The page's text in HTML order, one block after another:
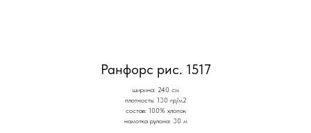
Ранфорс рис. 1517
ширина: 240 см
плотность: 130 гр/м2
состав: 100% хлопок
намотка рулона: 30 м